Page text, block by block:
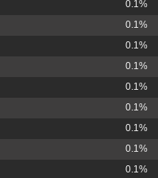
0.1%
0.1%
0.1%
0.1%
0.1%
0.1%
0.1%
0.1%
0.1%